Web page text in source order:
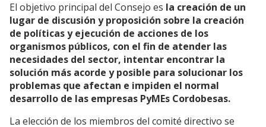
El objetivo principal del Consejo es la creación de un
lugar de discusión y proposición sobre la creación
de políticas y ejecución de acciones de los
organismos públicos, con el fin de atender las
necesidades del sector, intentar encontrar la
solución más acorde y posible para solucionar los
problemas que afectan e impiden el normal
desarrollo de las empresas PyMEs Cordobesas.
La elección de los miembros del comité directivo se